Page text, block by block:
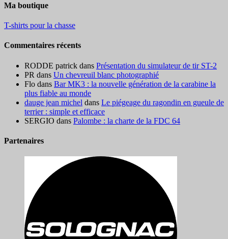
Ma boutique
T-shirts pour la chasse
Commentaires récents
RODDE patrick dans Présentation du simulateur de tir ST-2
PR dans Un chevreuil blanc photographié
Flo dans Bar MK3 : la nouvelle génération de la carabine la
plus fiable au monde
dauge jean michel dans Le piégeage du ragondin en gueule de
terrier : simple et efficace
SERGIO dans Palombe : la charte de la FDC 64
Partenaires